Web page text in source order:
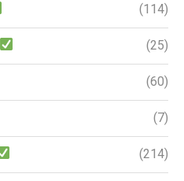
(114)
(25)
(60)
(7)
(214)